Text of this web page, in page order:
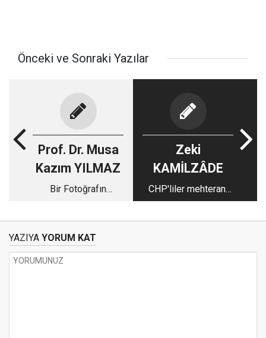
Önceki ve Sonraki Yazılar
Prof. Dr. Musa
Kazım YILMAZ
Bir Fotoğrafın
Planlarını Altüst Eden
Adam
Zeki
KAMİLZÂDE
CHP'liler mehteranı
duyunca neden
YAZIYA YORUM KAT